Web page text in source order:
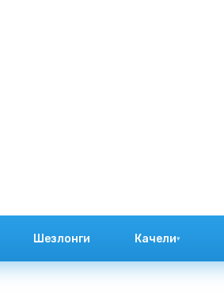
Шезлонги Качели▾